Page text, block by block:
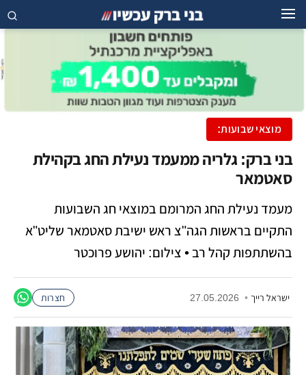
מוצאי שבועות:
בני ברק: גלריה ממעמד נעילת החג בקהילת
סאטמאר
מעמד נעילת החג המרומם במוצאי חג השבועות
התקיים בראשות הגה"צ ראש ישיבת סאטמאר שליט"א
בהשתתפות קהל רב • צילום: יהושע פרוכטר
ישראל רייך •
27.05.2026 חצרות